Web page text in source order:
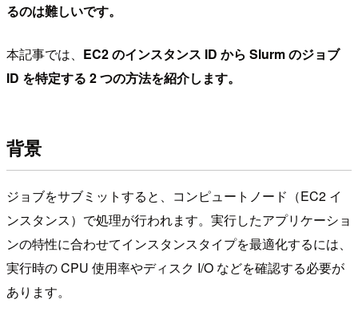
るのは難しいです。
本記事では、 EC2 のインスタンス ID から Slurm のジョブ
ID を特定する 2 つの方法を紹介します。
背景
ジョブをサブミットすると、コンピュートノード（EC2 イ
ンスタンス）で処理が行われます。実行したアプリケーショ
ンの特性に合わせてインスタンスタイプを最適化するには、
実行時の CPU 使用率やディスク I/O などを確認する必要が
あります。